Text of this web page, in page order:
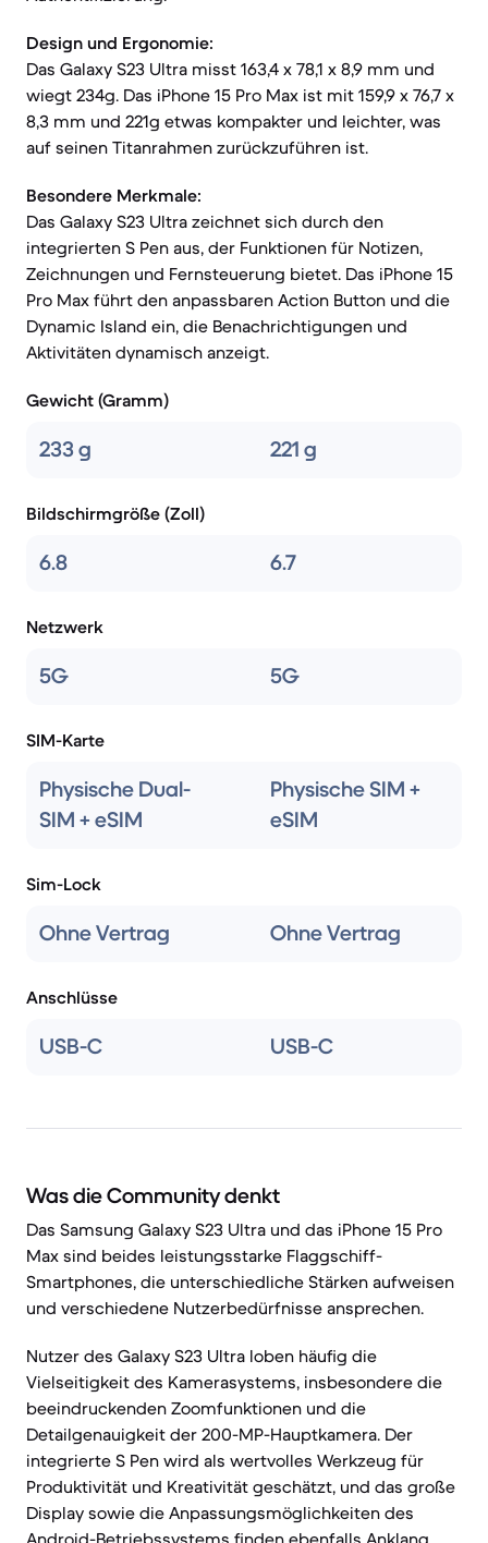
Design und Ergonomie:
Das Galaxy S23 Ultra misst 163,4 x 78,1 x 8,9 mm und
wiegt 234g. Das iPhone 15 Pro Max ist mit 159,9 x 76,7 x
8,3 mm und 221g etwas kompakter und leichter, was
auf seinen Titanrahmen zurückzuführen ist.
Besondere Merkmale:
Das Galaxy S23 Ultra zeichnet sich durch den
integrierten S Pen aus, der Funktionen für Notizen,
Zeichnungen und Fernsteuerung bietet. Das iPhone 15
Pro Max führt den anpassbaren Action Button und die
Dynamic Island ein, die Benachrichtigungen und
Aktivitäten dynamisch anzeigt.
Gewicht (Gramm)
233 g 221 g
Bildschirmgröße (Zoll)
6.8 6.7
Netzwerk
5G 5G
SIM-Karte
Physische Dual-
SIM + eSIM
Physische SIM +
eSIM
Sim-Lock
Ohne Vertrag Ohne Vertrag
Anschlüsse
USB-C USB-C
Was die Community denkt
Das Samsung Galaxy S23 Ultra und das iPhone 15 Pro
Max sind beides leistungsstarke Flaggschiff-
Smartphones, die unterschiedliche Stärken aufweisen
und verschiedene Nutzerbedürfnisse ansprechen.
Nutzer des Galaxy S23 Ultra loben häufig die
Vielseitigkeit des Kamerasystems, insbesondere die
beeindruckenden Zoomfunktionen und die
Detailgenauigkeit der 200-MP-Hauptkamera. Der
integrierte S Pen wird als wertvolles Werkzeug für
Produktivität und Kreativität geschätzt, und das große
Display sowie die Anpassungsmöglichkeiten des
Android-Betriebssystems finden ebenfalls Anklang.